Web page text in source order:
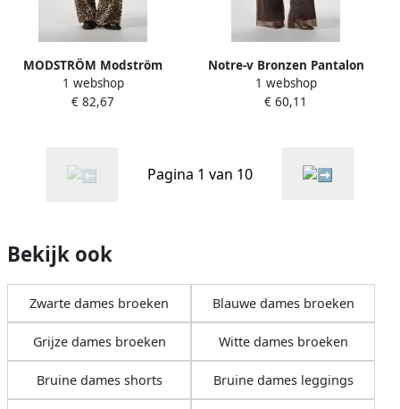
MODSTRÖM Modström
Dames Broeken Tipsymd
Print Pants Bruin
1 webshop
€ 82,67
Notre-v Bronzen Pantalon
voor stijlvolle vrouwen
Brown Dames
1 webshop
€ 60,11
Pagina 1 van 10
Bekijk ook
Zwarte dames broeken Blauwe dames broeken
Grijze dames broeken Witte dames broeken
Bruine dames shorts Bruine dames leggings